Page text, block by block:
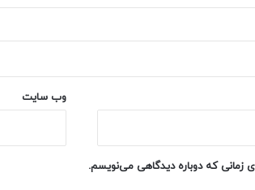
وب‌ سایت
زمانی که دوباره دیدگاهی می‌نویسم.